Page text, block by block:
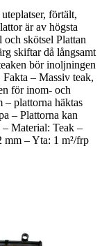
förtält,
är av högsta
skötsel Plattan
skiftar då långsamt
bör inoljningen
Fakta – Massiv teak,
för inom- och
– plattorna häktas
– Plattorna kan
Material: Teak –
– Yta: 1 m²/frp